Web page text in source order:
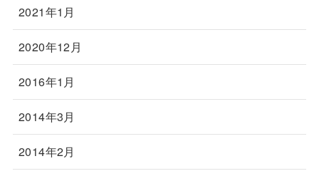
2021年1月
2020年12月
2016年1月
2014年3月
2014年2月